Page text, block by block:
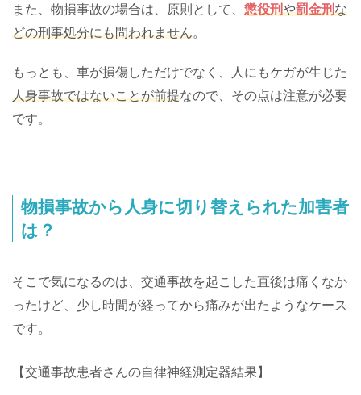
また、物損事故の場合は、原則として、 懲役刑や罰金刑な
どの刑事処分にも問われません。
もっとも、車が損傷しただけでなく、人にもケガが生じた
人身事故ではないことが前提なので、その点は注意が必要
です。
物損事故から人身に切り替えられた加害者
は？
そこで気になるのは、交通事故を起こした直後は痛くなか
ったけど、少し時間が経ってから痛みが出たようなケース
です。
【交通事故患者さんの自律神経測定器結果】